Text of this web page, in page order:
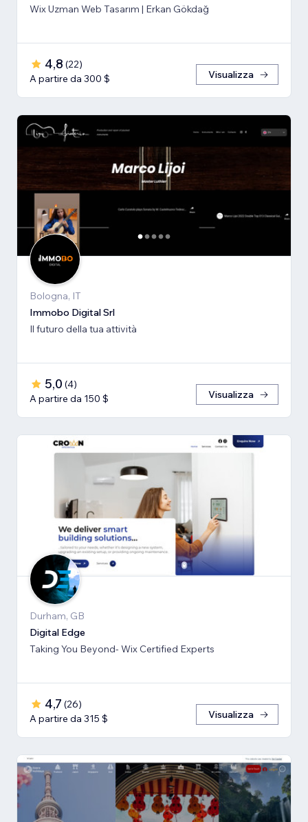
Wix Uzman Web Tasarım | Erkan Gökdağ
4,8 (22)
A partire da 300 $
Visualizza
Bologna, IT
Immobo Digital Srl
Il futuro della tua attività
5,0 (4)
A partire da 150 $
Visualizza
Durham, GB
Digital Edge
Taking You Beyond- Wix Certified Experts
4,7 (26)
A partire da 315 $
Visualizza